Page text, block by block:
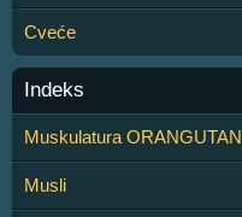
Cveće
Indeks
Muskulatura ORANGUTAN
Musli